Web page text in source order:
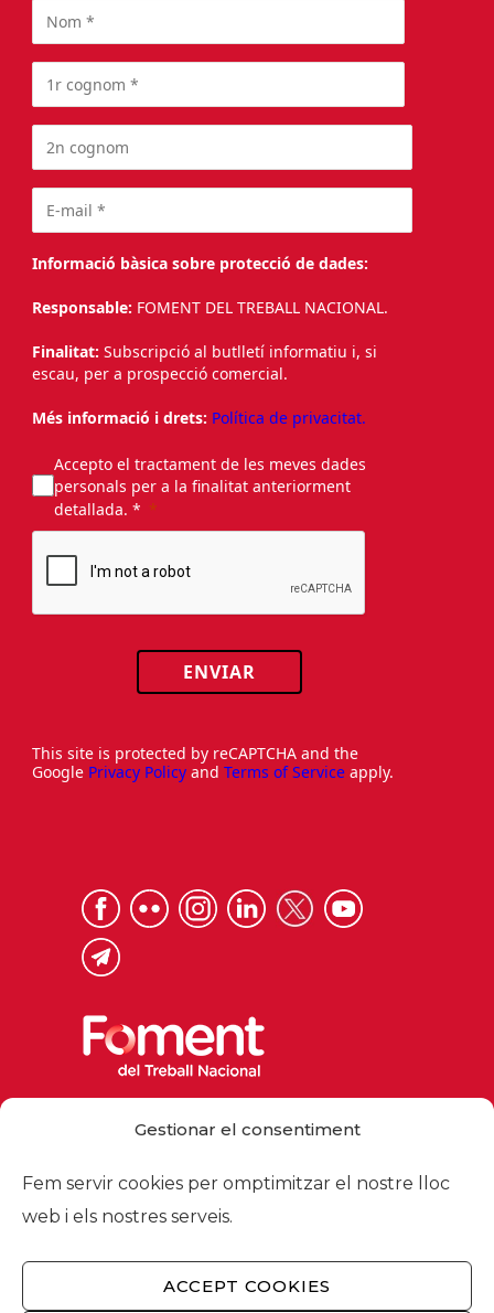
Gestionar el consentiment
Fem servir cookies per omptimitzar el nostre lloc
web i els nostres serveis.
ACCEPT COOKIES
Informació bàsica sobre protecció de dades:
Responsable: FOMENT DEL TREBALL NACIONAL.
Finalitat: Subscripció al butlletí informatiu i, si
escau, per a prospecció comercial.
Més informació i drets: Política de privacitat.
Accepto el tractament de les meves dades
personals per a la finalitat anteriorment
detallada. *
ENVIAR
This site is protected by reCAPTCHA and the
Google Privacy Policy and Terms of Service apply.
foment@foment.com
© 2026 - Foment del Treball Nacional